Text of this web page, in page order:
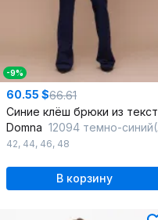
-9%
60.55 $66.61
Domna 12094 темно-синий(170)
42, 44, 46, 48
В корзину